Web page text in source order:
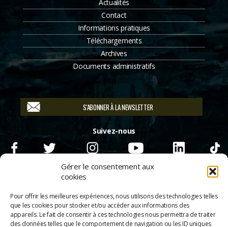
Gérer le consentement aux
cookies
Pour offrir les meilleures expériences, nous utilisons des technologies telles
que les cookies pour stocker et/ou accéder aux informations des
appareils. Le fait de consentir à ces technologies nous permettra de traiter
des données telles que le comportement de navigation ou les ID uniques
Actualités
Contact
Informations pratiques
Téléchargements
Archives
Documents administratifs
S'ABONNER À LA NEWSLETTER
Suivez-nous